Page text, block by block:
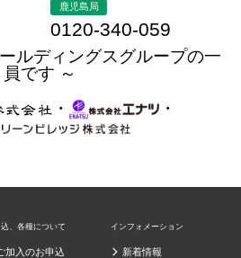
鹿児島局
0120-340-059
ルディングスグループの一
員です ～
・
・
、各種について
加入のお申込
インフォメーション
新着情報